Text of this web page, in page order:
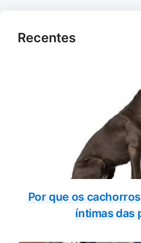
Recentes
Por que os
íntimas das